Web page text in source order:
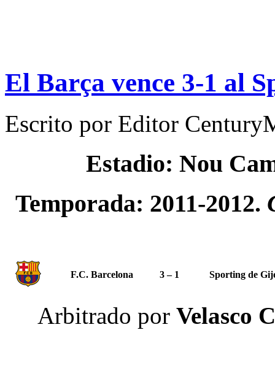
El Barça vence 3-1 al
Escrito por Editor
Estadio: Nou
Temporada: 2011-2012.
F.C. Barcelona 3 – 1 Sporting de
Arbitrado por Velasco